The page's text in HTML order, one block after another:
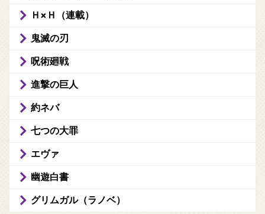
Ｈ×Ｈ（連載）
鬼滅の刃
呪術廻戦
進撃の巨人
約ネバ
七つの大罪
エヴァ
幽遊白書
グリムガル（ラノベ）